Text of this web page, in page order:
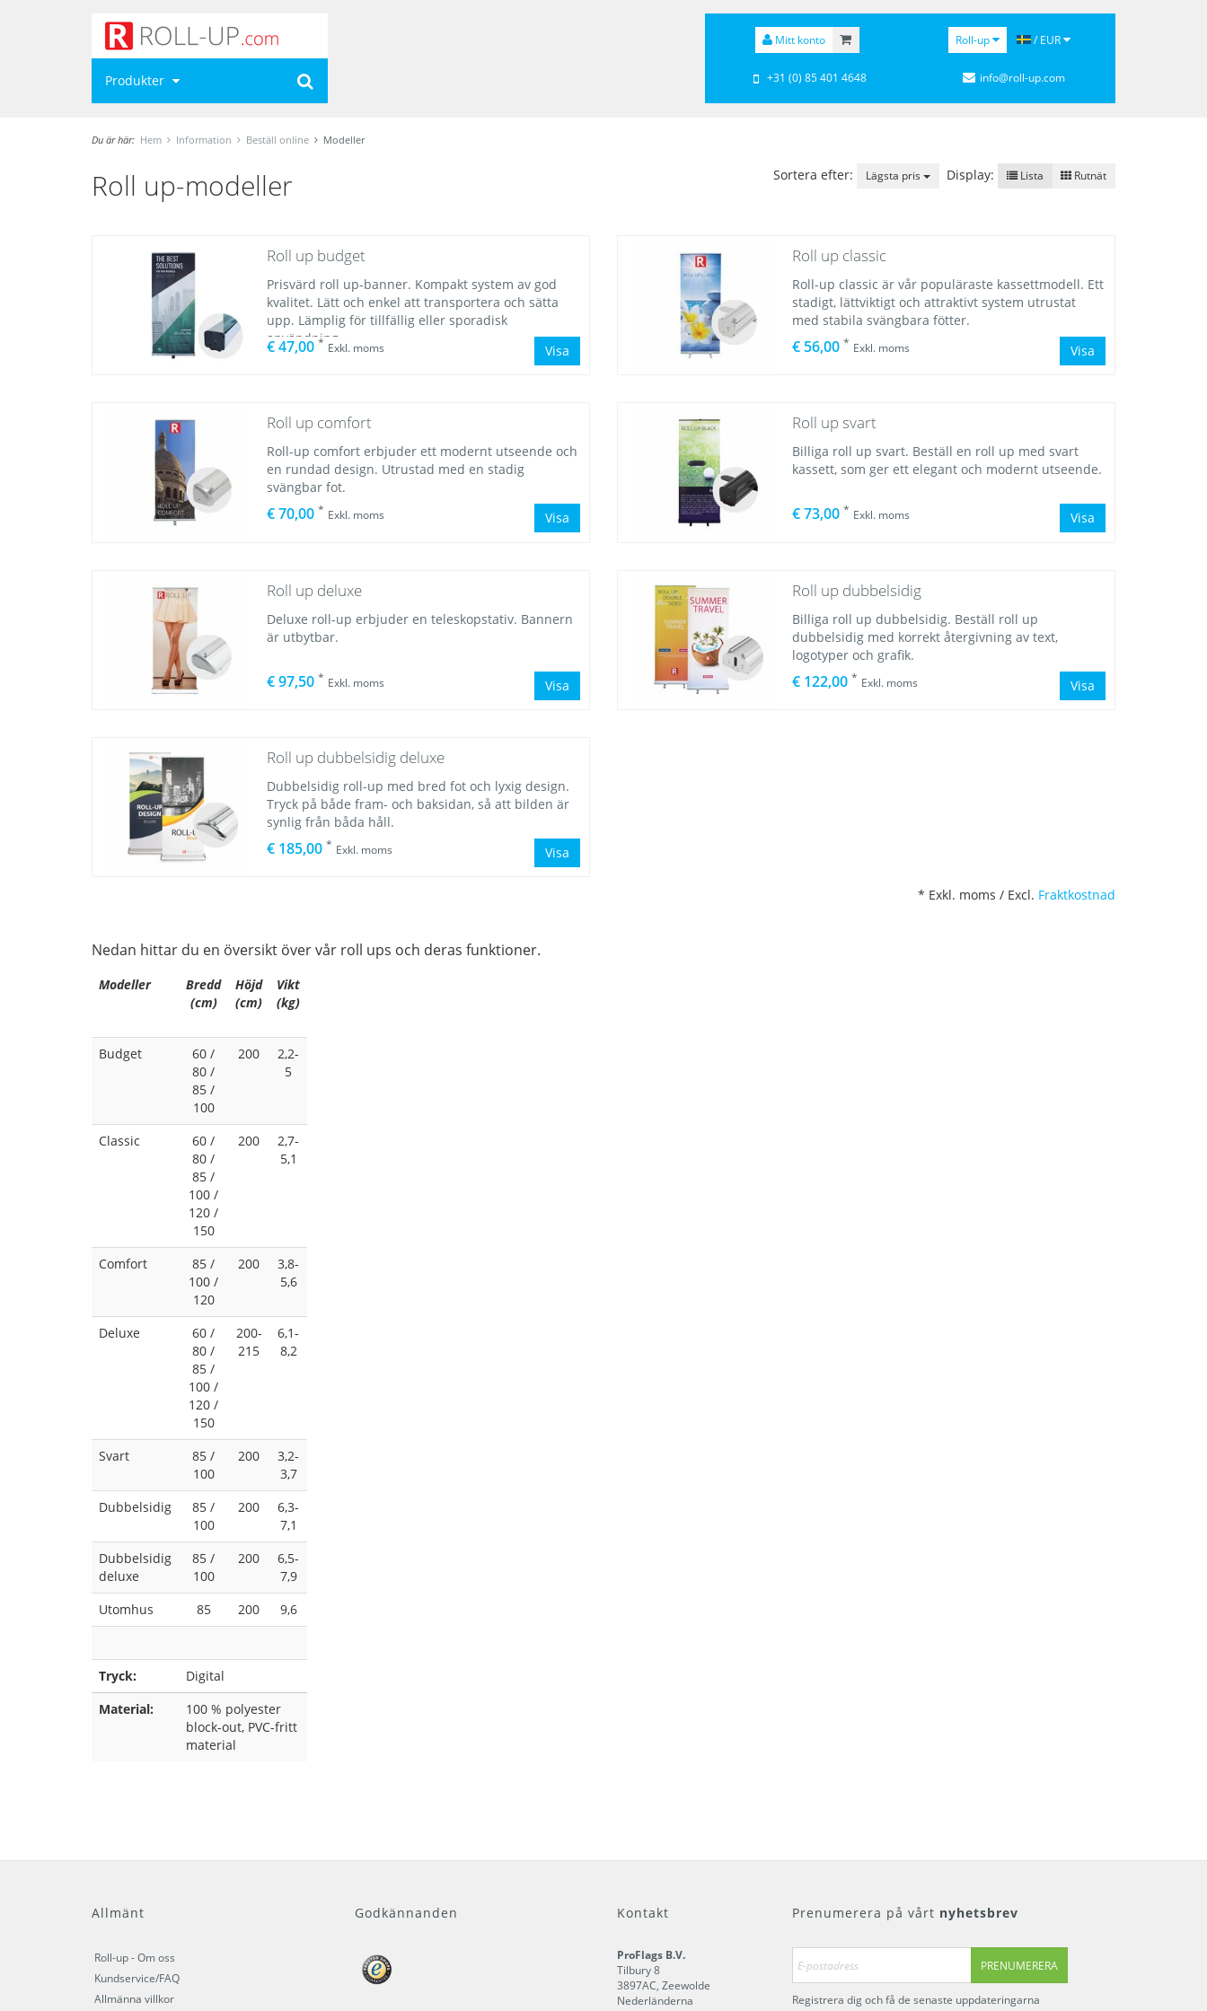
Produkter
Mitt konto Roll-up / EUR
+31 (0) 85 401 4648 info@roll-up.com
Du är här: Hem Information Beställ online Modeller
Roll up-modeller Sortera efter: Lägsta pris Display: Lista Rutnät
Roll up budget
Prisvärd roll up-banner. Kompakt system av god
kvalitet. Lätt och enkel att transportera och sätta
upp. Lämplig för tillfällig eller sporadisk
användning.
€ 47,00 * Exkl. moms Visa
Roll up classic
Roll-up classic är vår populäraste kassettmodell. Ett
stadigt, lättviktigt och attraktivt system utrustat
med stabila svängbara fötter.
€ 56,00 * Exkl. moms Visa
Roll up comfort
Roll-up comfort erbjuder ett modernt utseende och
en rundad design. Utrustad med en stadig
svängbar fot.
€ 70,00 * Exkl. moms Visa
Roll up svart
Billiga roll up svart. Beställ en roll up med svart
kassett, som ger ett elegant och modernt utseende.
€ 73,00 * Exkl. moms Visa
Roll up deluxe
Deluxe roll-up erbjuder en teleskopstativ. Bannern
är utbytbar.
€ 97,50 * Exkl. moms Visa
Roll up dubbelsidig
Billiga roll up dubbelsidig. Beställ roll up
dubbelsidig med korrekt återgivning av text,
logotyper och grafik.
€ 122,00 * Exkl. moms Visa
Roll up dubbelsidig deluxe
Dubbelsidig roll-up med bred fot och lyxig design.
Tryck på både fram- och baksidan, så att bilden är
synlig från båda håll.
€ 185,00 * Exkl. moms Visa
* Exkl. moms / Excl. Fraktkostnad
Nedan hittar du en översikt över vår roll ups och deras funktioner.
Modeller
Bredd
(cm)
Höjd
(cm)
Vikt
(kg)
Budget
60 /
80 /
85 /
100
200
2,2-
5
Classic
60 /
80 /
85 /
100 /
120 /
150
200
2,7-
5,1
Comfort
85 /
100 /
120
200
3,8-
5,6
Deluxe
60 /
80 /
85 /
100 /
120 /
150
200-
215
6,1-
8,2
Svart
85 /
100
200
3,2-
3,7
Dubbelsidig
85 /
100
200
6,3-
7,1
Dubbelsidig
deluxe
85 /
100
200
6,5-
7,9
Utomhus
85 200 9,6
Tryck:
Digital
Material:
100 % polyester
block-out, PVC-fritt
material
Allmänt
Roll-up - Om oss
Kundservice/FAQ
Allmänna villkor
Godkännanden Kontakt
ProFlags B.V.
Tilbury 8
3897AC, Zeewolde
Nederländerna
Prenumerera på vårt nyhetsbrev
PRENUMERERA
Registrera dig och få de senaste uppdateringarna